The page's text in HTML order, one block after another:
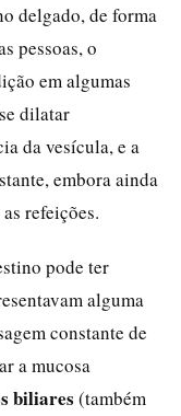
delgado, de forma
pessoas, o
em algumas
dilatar
da vesícula, e a
embora ainda
refeições.
pode ter
alguma
constante de
a mucosa
biliares (também